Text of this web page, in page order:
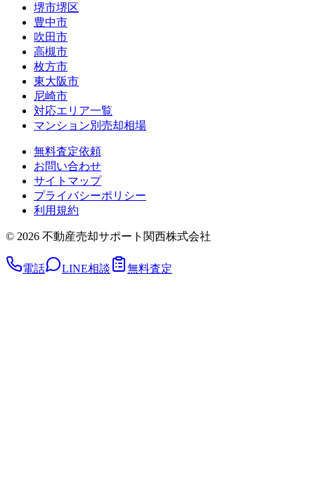
堺市堺区
豊中市
吹田市
高槻市
枚方市
東大阪市
尼崎市
対応エリア一覧
マンション別売却相場
無料査定依頼
お問い合わせ
サイトマップ
プライバシーポリシー
利用規約
© 2026 不動産売却サポート関西株式会社
電話 LINE相談 無料査定